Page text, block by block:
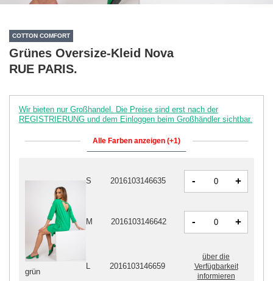
COTTON COMFORT
Grünes Oversize-Kleid Nova
RUE PARIS.
Wir bieten nur Großhandel. Die Preise sind erst nach der
REGISTRIERUNG und dem Einloggen beim Großhändler sichtbar.
Alle Farben anzeigen (+1)
grün
S 2016103146635 - +
M 2016103146642 - +
2016103146659
über die
Verfügbarkeit
informieren